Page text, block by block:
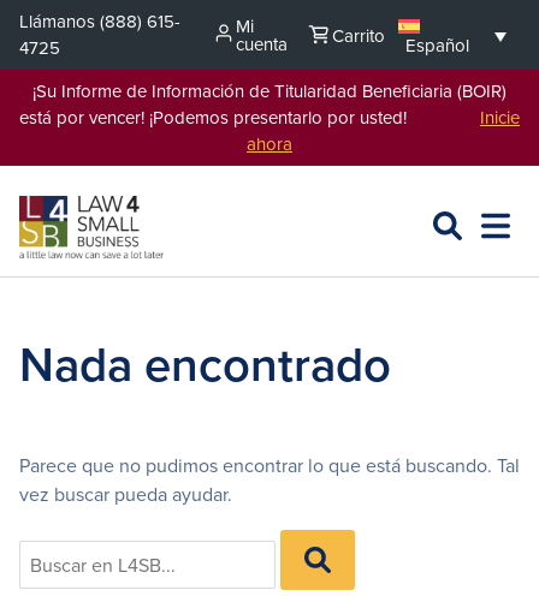
Saltar
contenido
Llámanos(888) 615-
4725
Mi
cuenta Carrito
Español
¡Su Informe de Información de Titularidad Beneficiaria (BOIR)
está por vencer! ¡Podemos presentarlo por usted! Inicie
ahora
BUSCAR
L4SB
ABRIR
Nada encontrado
Parece que no pudimos encontrar lo que está buscando. Tal
vez buscar pueda ayudar.
Search
for:
BUSCAR
EN
L4SB